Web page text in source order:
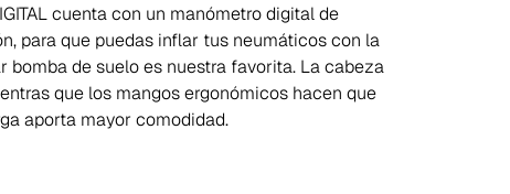
cuenta con un manómetro digital de
para que puedas inflar tus neumáticos con la
bomba de suelo es nuestra favorita. La cabeza
que los mangos ergonómicos hacen que
aporta mayor comodidad.